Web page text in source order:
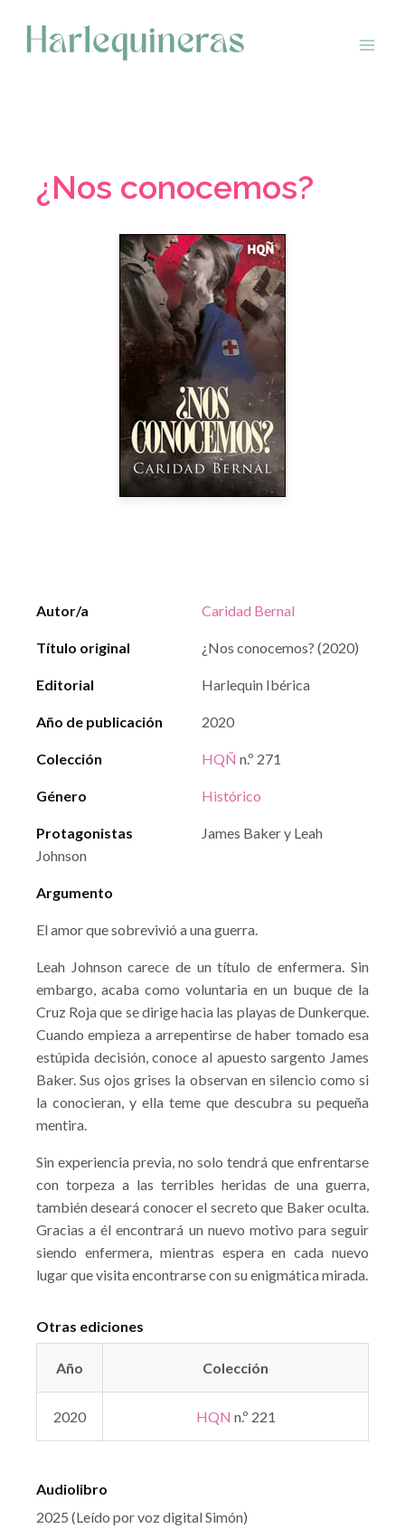
contenido
¿Nos conocemos?
Autor/a Caridad Bernal
Título original ¿Nos conocemos? (2020)
Editorial Harlequin Ibérica
Año de publicación 2020
Colección HQÑ n.º 271
Género Histórico
Protagonistas
James Baker y Leah
Johnson
Argumento
El amor que sobrevivió a una guerra.
Leah Johnson carece de un título de enfermera. Sin
embargo, acaba como voluntaria en un buque de la
Cruz Roja que se dirige hacia las playas de Dunkerque.
Cuando empieza a arrepentirse de haber tomado esa
estúpida decisión, conoce al apuesto sargento James
Baker. Sus ojos grises la observan en silencio como si
la conocieran, y ella teme que descubra su pequeña
mentira.
Sin experiencia previa, no solo tendrá que enfrentarse
con torpeza a las terribles heridas de una guerra,
también deseará conocer el secreto que Baker oculta.
Gracias a él encontrará un nuevo motivo para seguir
siendo enfermera, mientras espera en cada nuevo
lugar que visita encontrarse con su enigmática mirada.
Otras ediciones
Año Colección
2020 HQN n.º 221
Audiolibro
2025 (Leído por voz digital Simón)